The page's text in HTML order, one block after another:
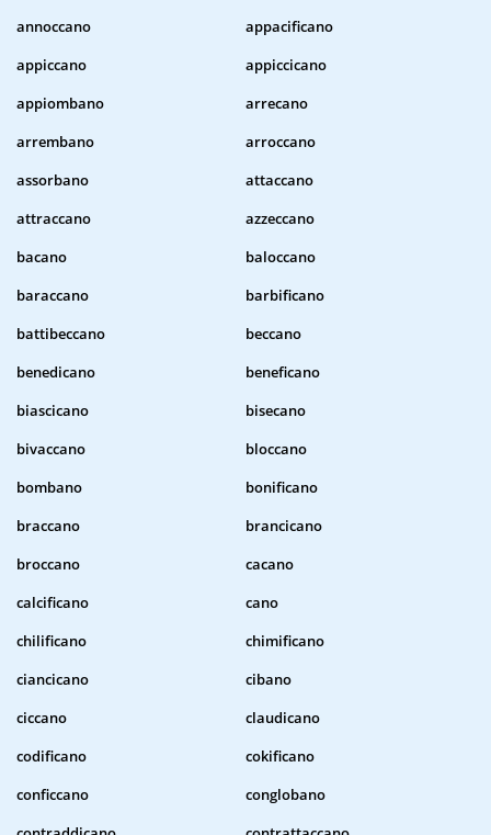
annoccano
appacificano
appiccano
appiccicano
appiombano
arrecano
arrembano
arroccano
assorbano
attaccano
attraccano
azzeccano
bacano
baloccano
baraccano
barbificano
battibeccano
beccano
benedicano
beneficano
biascicano
bisecano
bivaccano
bloccano
bombano
bonificano
braccano
brancicano
broccano
cacano
calcificano
cano
chilificano
chimificano
ciancicano
cibano
ciccano
claudicano
codificano
cokificano
conficcano
conglobano